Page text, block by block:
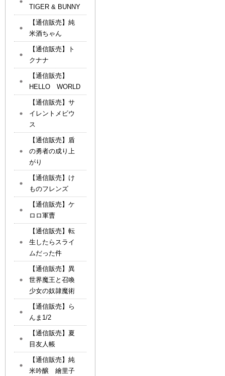
TIGER & BUNNY
【通信販売】純
米酒ちゃん
【通信販売】ト
クナナ
【通信販売】
HELLO WORLD
【通信販売】サ
イレントメビウ
ス
【通信販売】盾
の勇者の成り上
がり
【通信販売】け
ものフレンズ
【通信販売】ケ
ロロ軍曹
【通信販売】転
生したらスライ
ムだった件
【通信販売】異
世界魔王と召喚
少女の奴隷魔術
【通信販売】ら
んま1/2
【通信販売】夏
目友人帳
【通信販売】純
米吟醸 繪里子